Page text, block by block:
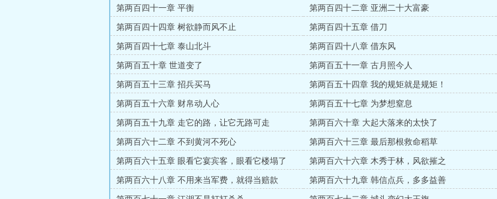
第两百四十一章 平衡 第两百四十二章 亚洲二十大富豪
第两百四十四章 树欲静而风不止 第两百四十五章 借刀
第两百四十七章 泰山北斗 第两百四十八章 借东风
第两百五十章 世道变了 第两百五十一章 古月照今人
第两百五十三章 招兵买马 第两百五十四章 我的规矩就是规矩！
第两百五十六章 财帛动人心 第两百五十七章 为梦想窒息
第两百五十九章 走它的路，让它无路可走 第两百六十章 大起大落来的太快了
第两百六十二章 不到黄河不死心 第两百六十三章 最后那根救命稻草
第两百六十五章 眼看它宴宾客，眼看它楼塌了 第两百六十六章 木秀于林，风欲摧之
第两百六十八章 不用来当军费，就得当赔款 第两百六十九章 韩信点兵，多多益善